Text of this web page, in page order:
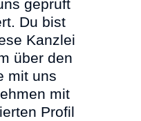
geprüft
Du bist
Kanzlei
über den
mit uns
mit
Profil